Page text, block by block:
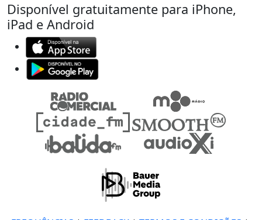
Disponível gratuitamente para iPhone,
iPad e Android